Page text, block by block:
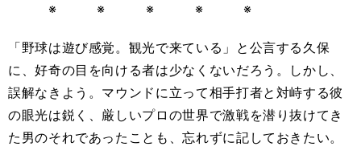
※ ※ ※ ※ ※
「野球は遊び感覚。観光で来ている」と公言する久保
に、好奇の目を向ける者は少なくないだろう。しかし、
誤解なきよう。マウンドに立って相手打者と対峙する彼
の眼光は鋭く、厳しいプロの世界で激戦を潜り抜けてき
た男のそれであったことも、忘れずに記しておきたい。